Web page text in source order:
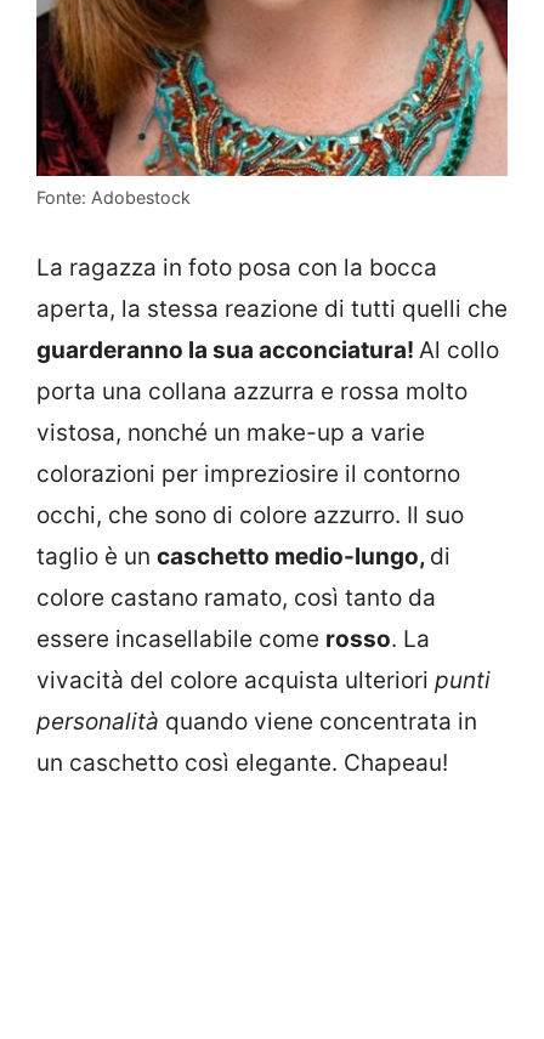
Fonte: Adobestock
La ragazza in foto posa con la bocca
aperta, la stessa reazione di tutti quelli che
guarderanno la sua acconciatura! Al collo
porta una collana azzurra e rossa molto
vistosa, nonché un make-up a varie
colorazioni per impreziosire il contorno
occhi, che sono di colore azzurro. Il suo
taglio è un caschetto medio-lungo, di
colore castano ramato, così tanto da
essere incasellabile come rosso. La
vivacità del colore acquista ulteriori punti
personalità quando viene concentrata in
un caschetto così elegante. Chapeau!